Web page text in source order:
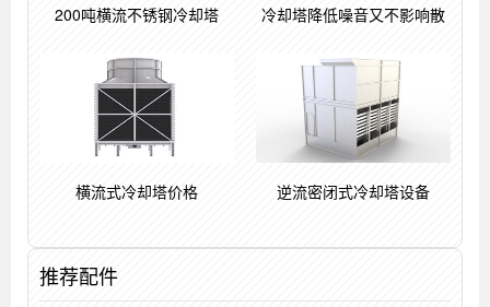
200吨横流不锈钢冷却塔 冷却塔降低噪音又不影响散
横流式冷却塔价格 逆流密闭式冷却塔设备
推荐配件